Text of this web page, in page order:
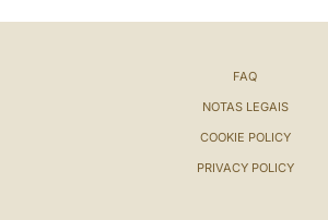
FAQ
NOTAS LEGAIS
COOKIE POLICY
PRIVACY POLICY